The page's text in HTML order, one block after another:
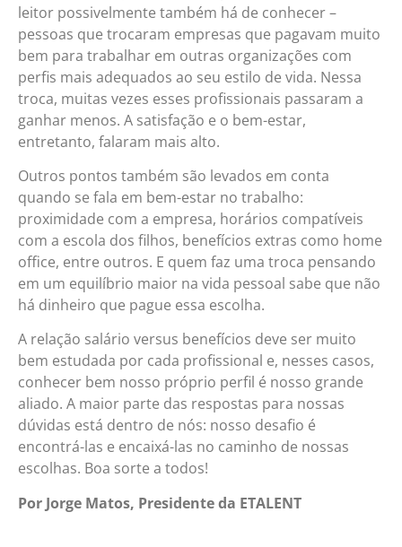
leitor possivelmente também há de conhecer –
pessoas que trocaram empresas que pagavam muito
bem para trabalhar em outras organizações com
perfis mais adequados ao seu estilo de vida. Nessa
troca, muitas vezes esses profissionais passaram a
ganhar menos. A satisfação e o bem-estar,
entretanto, falaram mais alto.
Outros pontos também são levados em conta
quando se fala em bem-estar no trabalho:
proximidade com a empresa, horários compatíveis
com a escola dos filhos, benefícios extras como home
office, entre outros. E quem faz uma troca pensando
em um equilíbrio maior na vida pessoal sabe que não
há dinheiro que pague essa escolha.
A relação salário versus benefícios deve ser muito
bem estudada por cada profissional e, nesses casos,
conhecer bem nosso próprio perfil é nosso grande
aliado. A maior parte das respostas para nossas
dúvidas está dentro de nós: nosso desafio é
encontrá-las e encaixá-las no caminho de nossas
escolhas. Boa sorte a todos!
Por Jorge Matos, Presidente da ETALENT